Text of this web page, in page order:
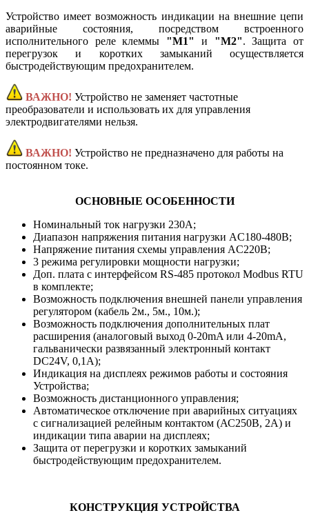
Устройство имеет возможность индикации на внешние цепи
аварийные состояния, посредством встроенного
исполнительного реле клеммы "M1" и "М2". Защита от
перегрузок и коротких замыканий осуществляется
быстродействующим предохранителем.
ВАЖНО! Устройство не заменяет частотные
преобразователи и использовать их для управления
электродвигателями нельзя.
ВАЖНО! Устройство не предназначено для работы на
постоянном токе.
ОСНОВНЫЕ ОСОБЕННОСТИ
Номинальный ток нагрузки 230А;
Диапазон напряжения питания нагрузки AC180-480В;
Напряжение питания схемы управления AC220В;
3 режима регулировки мощности нагрузки;
Доп. плата с интерфейсом RS-485 протокол Modbus RTU
в комплекте;
Возможность подключения внешней панели управления
регулятором (кабель 2м., 5м., 10м.);
Возможность подключения дополнительных плат
расширения (аналоговый выход 0-20mA или 4-20mА,
гальванически развязанный электронный контакт
DC24V, 0,1А);
Индикация на дисплеях режимов работы и состояния
Устройства;
Возможность дистанционного управления;
Автоматическое отключение при аварийных ситуациях
с сигнализацией релейным контактом (АС250В, 2А) и
индикации типа аварии на дисплеях;
Защита от перегрузки и коротких замыканий
быстродействующим предохранителем.
КОНСТРУКЦИЯ УСТРОЙСТВА